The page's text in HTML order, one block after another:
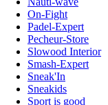
On-Fight
Padel-Expert
Pecheur-Store
Slowood Interior
Smash-Expert
Sneak'In
Sneakids
Sport is good